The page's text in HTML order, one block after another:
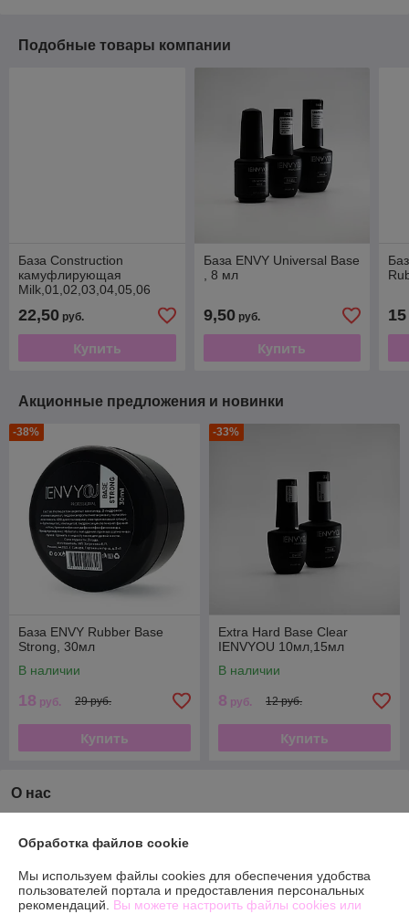
Подобные товары компании
База Construction
камуфлирующая
Milk,01,02,03,04,05,06
MUST HAVE Объём: 15мл
22,50 руб.
Купить
База ENVY Universal Base
, 8 мл
9,50руб.
Купить
15
Акционные предложения и новинки
-38%
База ENVY Rubber Base
Strong, 30мл
В наличии
18 руб. 29 руб.
Купить
-33%
Extra Hard Base Clear
IENVYOU 10мл,15мл
В наличии
8 руб. 12 руб.
Купить
О нас
Менее 5 отзывов за последний год
Компания продает наDeal.by
Работает с 14.01.2016
Обработка файлов cookie
Мы используем файлы cookies для обеспечения удобства
пользователей портала и предоставления персональных
рекомендаций. Вы можете настроить файлы cookies или